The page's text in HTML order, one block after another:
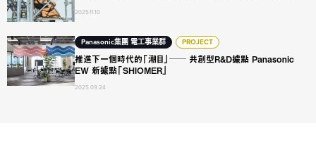
2025.11.10
Panasonic集團 電工事業群 PROJECT
推進下一個時代的「潮目」── 共創型R&D據點 Panasonic
EW 新據點「SHIOMER」
2025.09.24
推進下一個時代的「潮目」── 共創型R&D據點 Panasonic EW